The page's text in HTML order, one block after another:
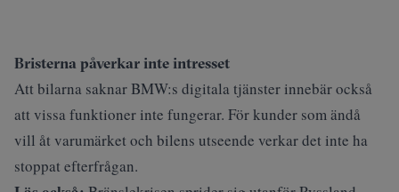
Bristerna påverkar inte intresset
Att bilarna saknar BMW:s digitala tjänster innebär också
att vissa funktioner inte fungerar. För kunder som ändå
vill åt varumärket och bilens utseende verkar det inte ha
stoppat efterfrågan.